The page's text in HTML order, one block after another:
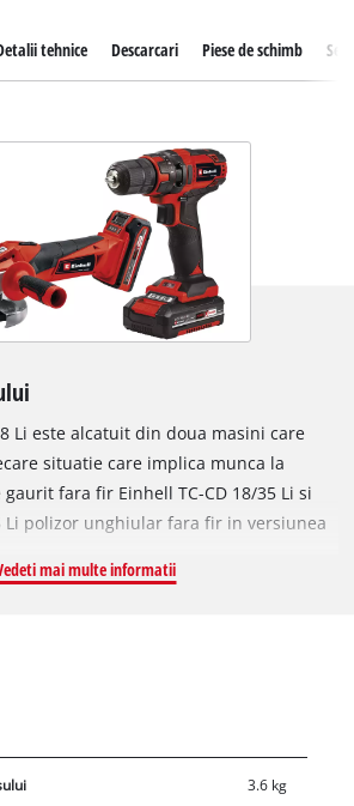
tehnice Descarcari Piese de schimb
Li este alcatuit din doua masini care
situatie care implica munca la
fara fir Einhell TC-CD 18/35 Li si
Li polizor unghiular fara fir in versiunea
compact si puternic, un instrument
pentru utilizare optima in zonele
cu LED. Polizorul unghiular fara fir
destinat slefuirii, taierii si lustruirii
mai multe informatii
3.6 kg